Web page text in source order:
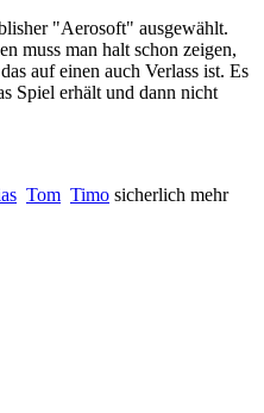
"Aerosoft" ausgewählt.
muss man halt schon zeigen,
auf einen auch Verlass ist. Es
Spiel erhält und dann nicht
Tom Timo sicherlich mehr